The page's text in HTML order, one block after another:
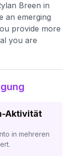
Breen in
an emerging
provide more
you are
Aktivität
in mehreren